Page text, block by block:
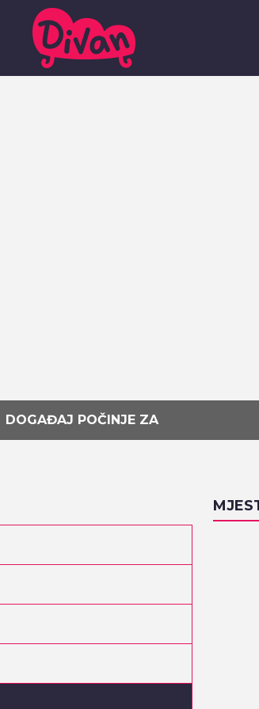
DOGAĐAJ POČINJE ZA